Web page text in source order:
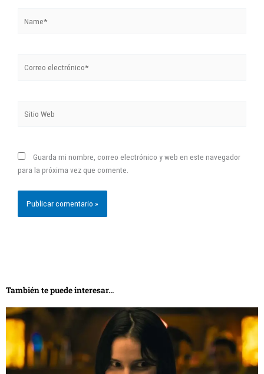
electrónico*
Web
Guarda mi nombre, correo electrónico y web en este navegador
para la próxima vez que comente.
También te puede interesar...